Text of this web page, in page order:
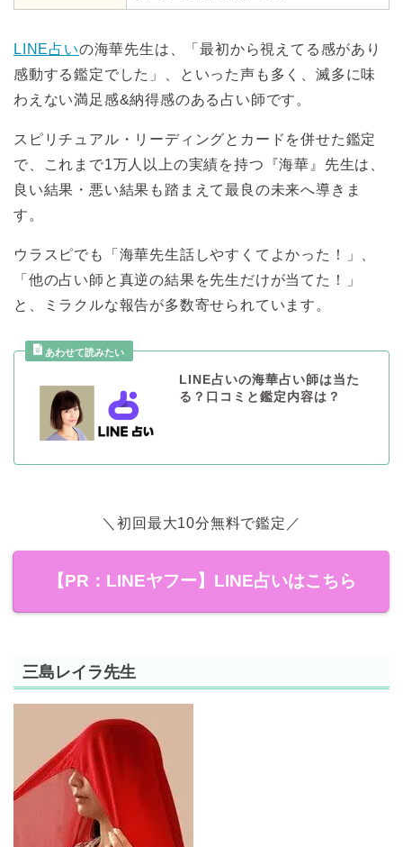
LINE占いの海華先生は、「最初から視えてる感があり
感動する鑑定でした」、といった声も多く、滅多に味
わえない満足感&納得感のある占い師です。
スピリチュアル・リーディングとカードを併せた鑑定
で、これまで1万人以上の実績を持つ『海華』先生は、
良い結果・悪い結果も踏まえて最良の未来へ導きま
す。
ウラスピでも「海華先生話しやすくてよかった！」、
「他の占い師と真逆の結果を先生だけが当てた！」
と、ミラクルな報告が多数寄せられています。
LINE占いの海華占い師は当た
る？口コミと鑑定内容は？
＼初回最大10分無料で鑑定／
【PR：LINEヤフー】LINE占いはこちら
三島レイラ先生